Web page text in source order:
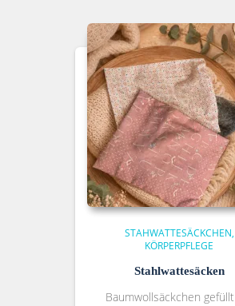
STAHWATTESÄCKCHEN
KÖRPERPFLEGE
Stahlwattesäcken
Baumwollsäckchen